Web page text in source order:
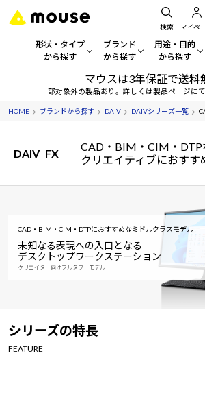
検索 マイペ
形状・タイプ
から探す
形状・タイプから探す をすべてみる
デスクトップPC
ノートPC
ワークステーション
ブランド
から探す
mouse
G TUNE
NEXTGEAR
iiyama
Copilot+ PC
用途・目的
から探す
一般向けパ
ゲーミング
クリエイテ
学習向けパ
スペック/
AIおすすめ
マウスは3年保証で送料
一部対象外の製品あり。詳しくは製品ページに
HOME ブランドから探す DAIV DAIVシリーズ一覧
DAIV FX
CAD・BIM・CIM・DTP
クリエイティブにおすす
CAD・BIM・CIM・DTPにおすすめなミドルクラスモデル
未知なる表現への入口となる
デスクトップワークステーション
クリエイター向けフルタワーモデル
シリーズの特長
FEATURE